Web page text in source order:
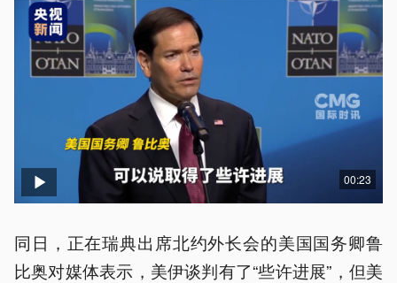
00:23
同日，正在瑞典出席北约外长会的美国国务卿鲁
比奥对媒体表示，美伊谈判有了“些许进展”，但美